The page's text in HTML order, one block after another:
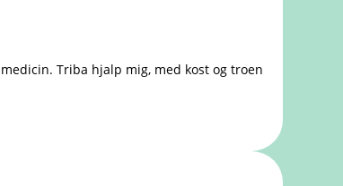
Triba hjalp mig, med kost og troen